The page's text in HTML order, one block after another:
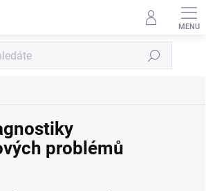
Hledat
problémů